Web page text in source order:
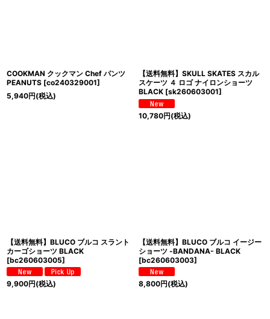
COOKMAN クックマン Chef パンツ
PEANUTS [co240329001]
5,940円(税込)
【送料無料】SKULL SKATES スカル
スケーツ ４ ロゴ ナイロンショーツ
BLACK [sk260603001]
10,780円(税込)
【送料無料】BLUCO ブルコ スラント
カーゴショーツ BLACK
[bc260603005]
9,900円(税込)
【送料無料】BLUCO ブルコ イージー
ショーツ -BANDANA- BLACK
[bc260603003]
8,800円(税込)